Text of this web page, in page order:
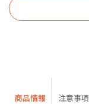
商品情報 注意事項